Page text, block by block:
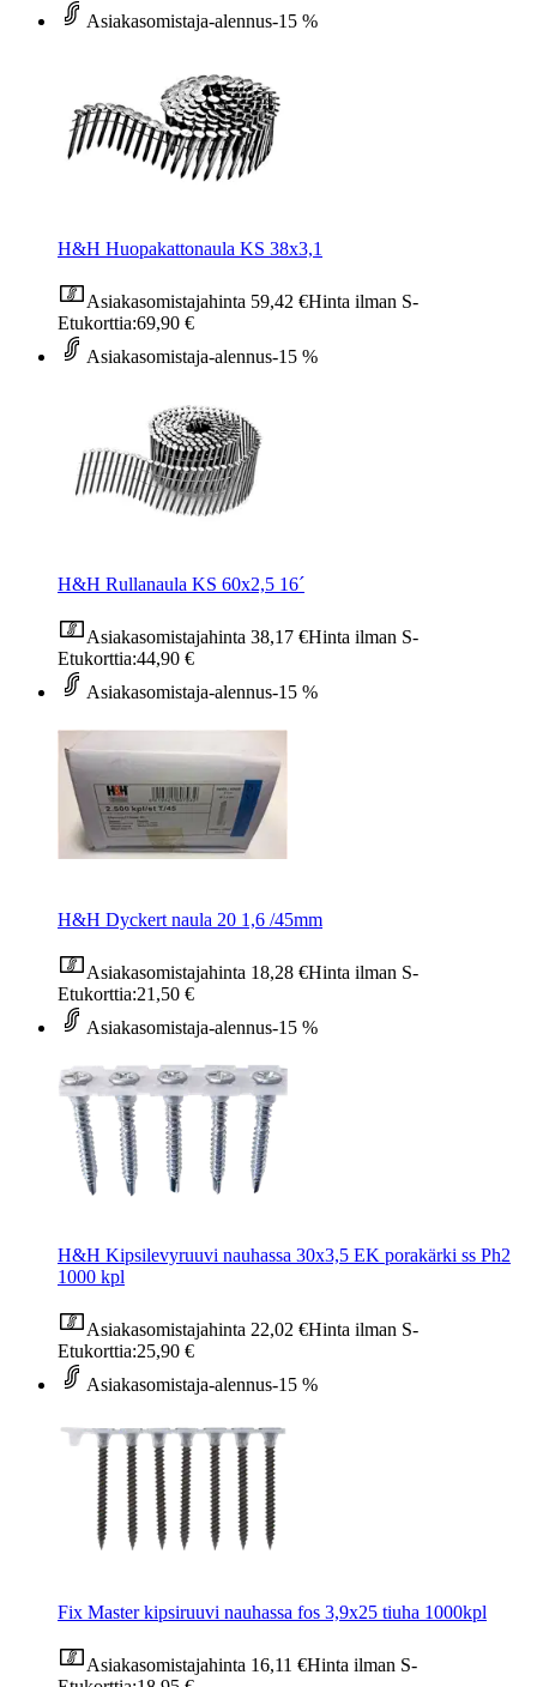
Asiakasomistaja-alennus-15 %
H&H Huopakattonaula KS 38x3,1
Asiakasomistajahinta 59,42 €Hinta ilman S-
Etukorttia:69,90 €
Asiakasomistaja-alennus-15 %
H&H Rullanaula KS 60x2,5 16´
Asiakasomistajahinta 38,17 €Hinta ilman S-
Etukorttia:44,90 €
Asiakasomistaja-alennus-15 %
H&H Dyckert naula 20 1,6 /45mm
Asiakasomistajahinta 18,28 €Hinta ilman S-
Etukorttia:21,50 €
Asiakasomistaja-alennus-15 %
H&H Kipsilevyruuvi nauhassa 30x3,5 EK porakärki ss Ph2
1000 kpl
Asiakasomistajahinta 22,02 €Hinta ilman S-
Etukorttia:25,90 €
Asiakasomistaja-alennus-15 %
Fix Master kipsiruuvi nauhassa fos 3,9x25 tiuha 1000kpl
Asiakasomistajahinta 16,11 €Hinta ilman S-